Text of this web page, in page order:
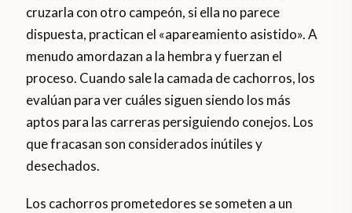
cruzarla con otro campeón, si ella no parece
dispuesta, practican el «apareamiento asistido». A
menudo amordazan a la hembra y fuerzan el
proceso. Cuando sale la camada de cachorros, los
evalúan para ver cuáles siguen siendo los más
aptos para las carreras persiguiendo conejos. Los
que fracasan son considerados inútiles y
desechados.
Los cachorros prometedores se someten a un